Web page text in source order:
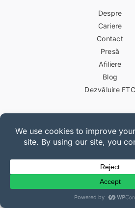
Despre
Cariere
Contact
Presă
Afiliere
Blog
Dezvăluire FTC
Linkuri utile
Suport
Documentație
Planuri și
Jurnal de
Găzduire